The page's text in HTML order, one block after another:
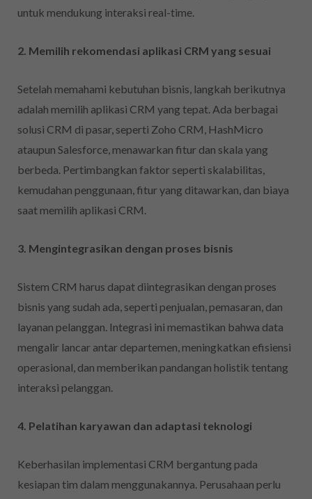
untuk mendukung interaksi real-time.
2. Memilih rekomendasi aplikasi CRM yang sesuai
Setelah memahami kebutuhan bisnis, langkah berikutnya
adalah memilih aplikasi CRM yang tepat. Ada berbagai
solusi CRM di pasar, seperti Zoho CRM, HashMicro
ataupun Salesforce, menawarkan fitur dan skala yang
berbeda. Pertimbangkan faktor seperti skalabilitas,
kemudahan penggunaan, fitur yang ditawarkan, dan biaya
saat memilih aplikasi CRM.
3. Mengintegrasikan dengan proses bisnis
Sistem CRM harus dapat diintegrasikan dengan proses
bisnis yang sudah ada, seperti penjualan, pemasaran, dan
layanan pelanggan. Integrasi ini memastikan bahwa data
mengalir lancar antar departemen, meningkatkan efisiensi
operasional, dan memberikan pandangan holistik tentang
interaksi pelanggan.
4. Pelatihan karyawan dan adaptasi teknologi
Keberhasilan implementasi CRM bergantung pada
kesiapan tim dalam menggunakannya. Perusahaan perlu